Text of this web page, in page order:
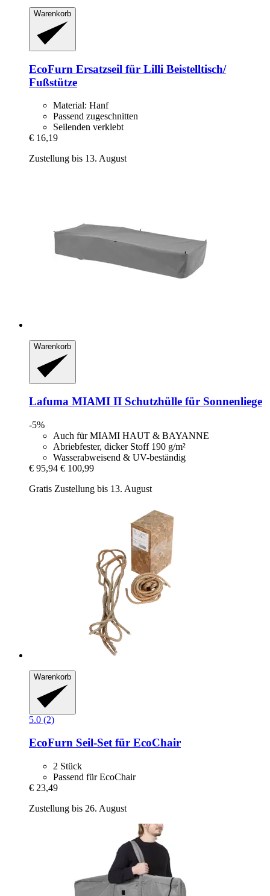
Warenkorb
EcoFurn Ersatzseil für Lilli Beistelltisch/
Fußstütze
Material: Hanf
Passend zugeschnitten
Seilenden verklebt
€ 16,19
Zustellung bis 13. August
Warenkorb
Lafuma MIAMI II Schutzhülle für Sonnenliege
-5%
Auch für MIAMI HAUT & BAYANNE
Abriebfester, dicker Stoff 190 g/m²
Wasserabweisend & UV-beständig
€ 95,94 € 100,99
Gratis Zustellung bis 13. August
Warenkorb
5.0 (2)
EcoFurn Seil-​Set für EcoChair
2 Stück
Passend für EcoChair
€ 23,49
Zustellung bis 26. August